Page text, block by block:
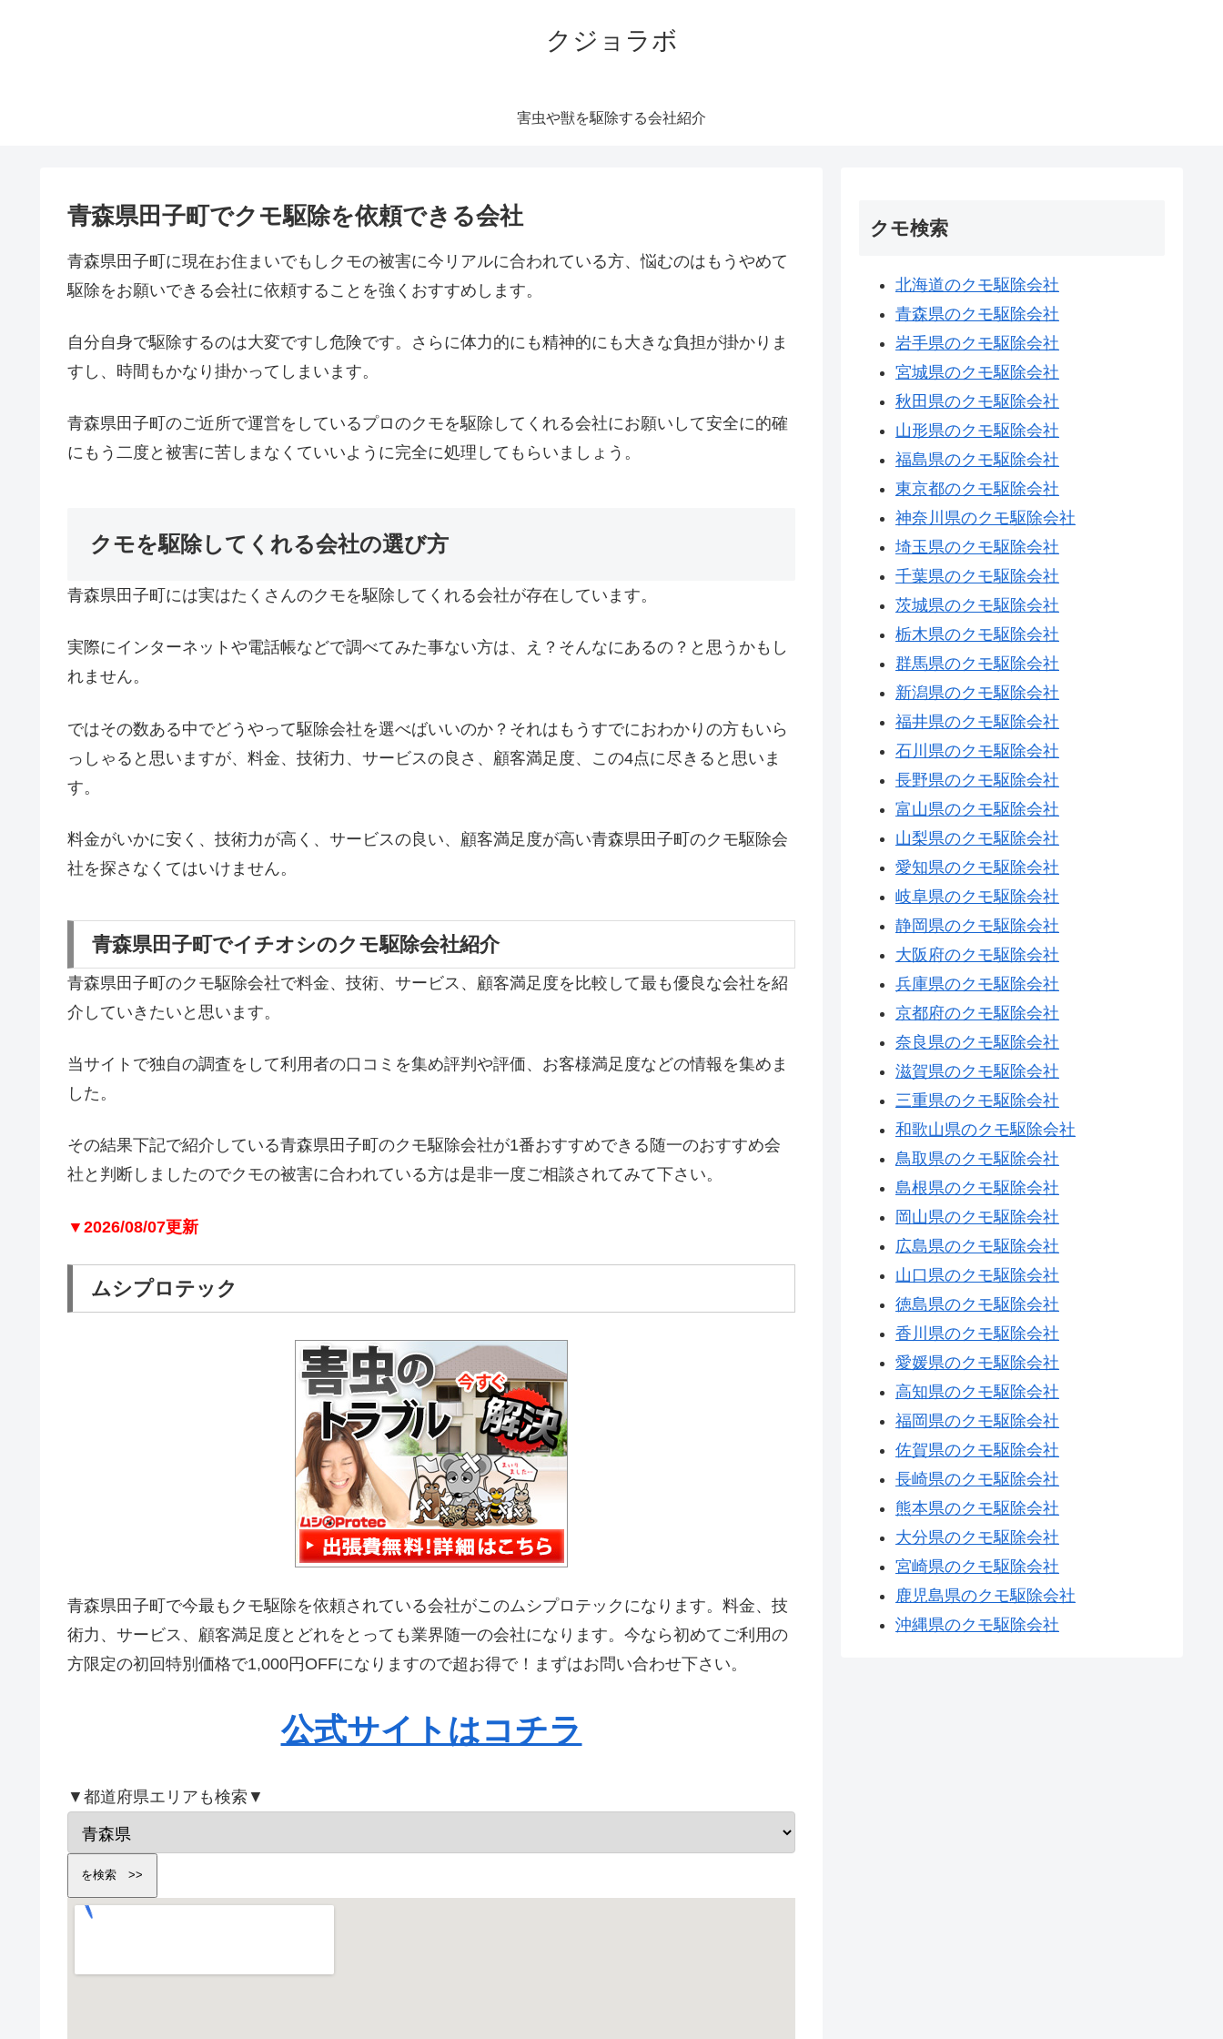
クジョラボ
害虫や獣を駆除する会社紹介
青森県田子町でクモ駆除を依頼できる会社
青森県田子町に現在お住まいでもしクモの被害に今リアルに合われている方、悩むのはもうやめて
駆除をお願いできる会社に依頼することを強くおすすめします。
自分自身で駆除するのは大変ですし危険です。さらに体力的にも精神的にも大きな負担が掛かりま
すし、時間もかなり掛かってしまいます。
青森県田子町のご近所で運営をしているプロのクモを駆除してくれる会社にお願いして安全に的確
にもう二度と被害に苦しまなくていいように完全に処理してもらいましょう。
クモを駆除してくれる会社の選び方
青森県田子町には実はたくさんのクモを駆除してくれる会社が存在しています。
実際にインターネットや電話帳などで調べてみた事ない方は、え？そんなにあるの？と思うかもし
れません。
ではその数ある中でどうやって駆除会社を選べばいいのか？それはもうすでにおわかりの方もいら
っしゃると思いますが、料金、技術力、サービスの良さ、顧客満足度、この4点に尽きると思いま
す。
料金がいかに安く、技術力が高く、サービスの良い、顧客満足度が高い青森県田子町のクモ駆除会
社を探さなくてはいけません。
青森県田子町でイチオシのクモ駆除会社紹介
青森県田子町のクモ駆除会社で料金、技術、サービス、顧客満足度を比較して最も優良な会社を紹
介していきたいと思います。
当サイトで独自の調査をして利用者の口コミを集め評判や評価、お客様満足度などの情報を集めま
した。
その結果下記で紹介している青森県田子町のクモ駆除会社が1番おすすめできる随一のおすすめ会
社と判断しましたのでクモの被害に合われている方は是非一度ご相談されてみて下さい。
▼2026/08/07更新
ムシプロテック
青森県田子町で今最もクモ駆除を依頼されている会社がこのムシプロテックになります。料金、技
術力、サービス、顧客満足度とどれをとっても業界随一の会社になります。今なら初めてご利用の
方限定の初回特別価格で1,000円OFFになりますので超お得で！まずはお問い合わせ下さい。
公式サイトはコチラ
▼都道府県エリアも検索▼
クモ検索
北海道のクモ駆除会社
青森県のクモ駆除会社
岩手県のクモ駆除会社
宮城県のクモ駆除会社
秋田県のクモ駆除会社
山形県のクモ駆除会社
福島県のクモ駆除会社
東京都のクモ駆除会社
神奈川県のクモ駆除会社
埼玉県のクモ駆除会社
千葉県のクモ駆除会社
茨城県のクモ駆除会社
栃木県のクモ駆除会社
群馬県のクモ駆除会社
新潟県のクモ駆除会社
福井県のクモ駆除会社
石川県のクモ駆除会社
長野県のクモ駆除会社
富山県のクモ駆除会社
山梨県のクモ駆除会社
愛知県のクモ駆除会社
岐阜県のクモ駆除会社
静岡県のクモ駆除会社
大阪府のクモ駆除会社
兵庫県のクモ駆除会社
京都府のクモ駆除会社
奈良県のクモ駆除会社
滋賀県のクモ駆除会社
三重県のクモ駆除会社
和歌山県のクモ駆除会社
鳥取県のクモ駆除会社
島根県のクモ駆除会社
岡山県のクモ駆除会社
広島県のクモ駆除会社
山口県のクモ駆除会社
徳島県のクモ駆除会社
香川県のクモ駆除会社
愛媛県のクモ駆除会社
高知県のクモ駆除会社
福岡県のクモ駆除会社
佐賀県のクモ駆除会社
長崎県のクモ駆除会社
熊本県のクモ駆除会社
大分県のクモ駆除会社
宮崎県のクモ駆除会社
鹿児島県のクモ駆除会社
沖縄県のクモ駆除会社